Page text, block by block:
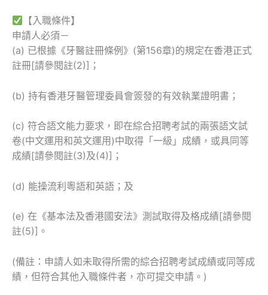
【入職條件】
申請人必須－
(a) 已根據《牙醫註冊條例》(第156章)的規定在香港正式
註冊[請參閱註(2)]；
(b) 持有香港牙醫管理委員會簽發的有效執業證明書；
(c) 符合語文能力要求，即在綜合招聘考試的兩張語文試
卷(中文運用和英文運用)中取得「一級」成績，或具同等
成績[請參閱註(3)及(4)]；
(d) 能操流利粵語和英語；及
(e) 在《基本法及香港國安法》測試取得及格成績[請參閱
註(5)]。
(備註：申請人如未取得所需的綜合招聘考試成績或同等成
績，但符合其他入職條件者，亦可提交申請。)